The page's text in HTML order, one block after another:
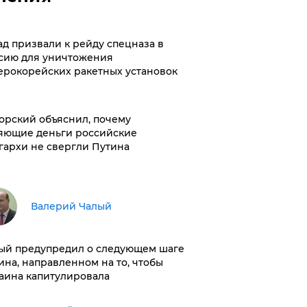
призвали к рейду спецназа в
для уничтожения
ракетных установок
объяснил, почему
деньги российские
не свергли Путина
Валерий Чалый
предупредил о следующем шаге
направленном на то, чтобы
капитулировала